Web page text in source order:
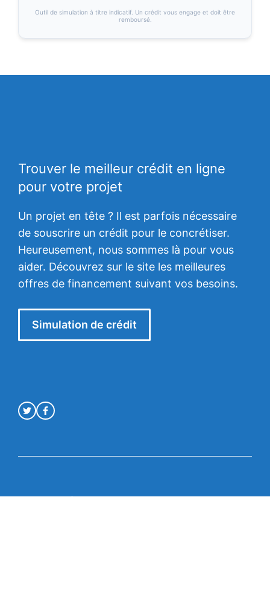
Outil de simulation à titre indicatif. Un crédit vous engage et doit être
remboursé.
Trouver le meilleur crédit en ligne
pour votre projet
Un projet en tête ? Il est parfois nécessaire
de souscrire un crédit pour le concrétiser.
Heureusement, nous sommes là pour vous
aider. Découvrez sur le site les meilleures
offres de financement suivant vos besoins.
Simulation de crédit